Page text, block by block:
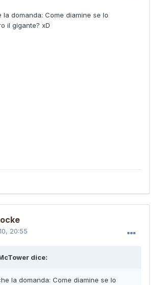
la domanda: Come diamine se lo
il gigante? xD
20:55
dice:
la domanda: Come diamine se lo